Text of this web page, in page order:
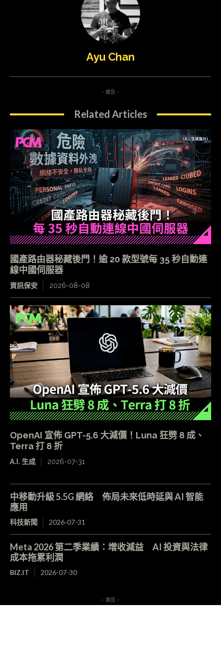
Ayu Chan
- 廣告 -
Related Articles
國產路由器秘藏後門！逾 20 款型號每 35 秒自動連
線中國伺服器
資訊保安 2026-08-08
OpenAI 宣佈 GPT-5.6 大減價！Luna 狂劈 8 成、
Terra 打 8 折
A.I. 生成 2026-07-31
中移動升級 5.5G 網絡 佈局未來低時延與 AI 智能
應用
科技新聞 2026-07-31
Meta 2026 第二季業績：增收減益 AI 投資與法律
成本拖累利潤
BIZ.IT 2026-07-30
- 廣告 -